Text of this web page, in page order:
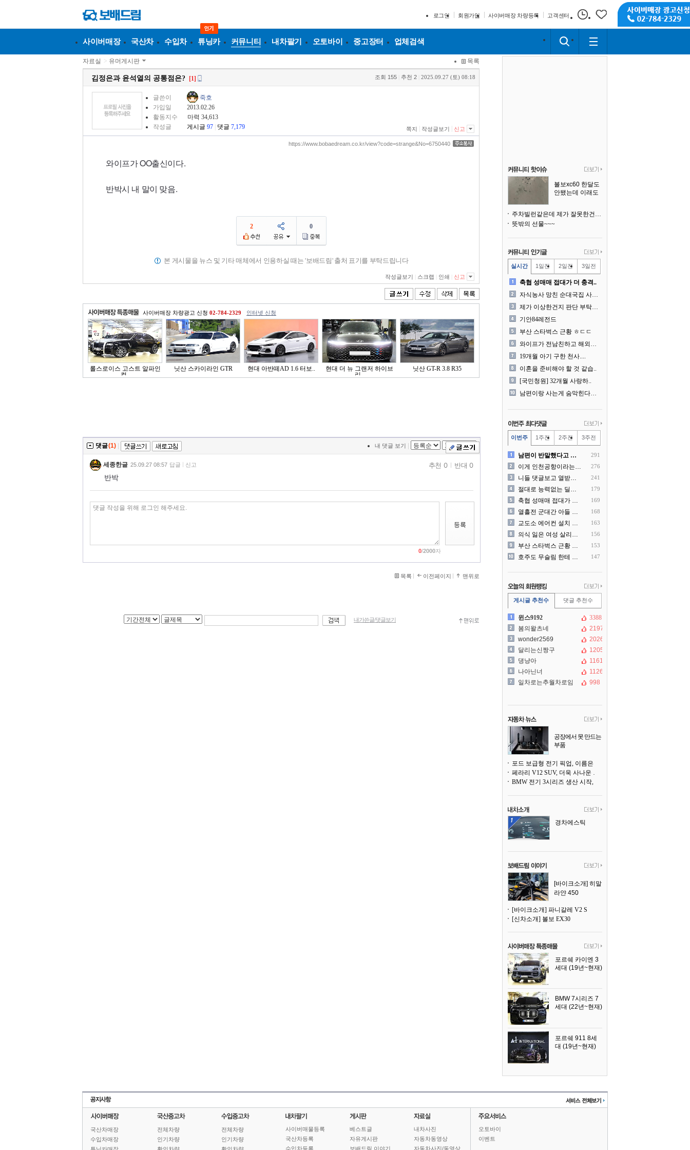
로그인 회원가입 사이버매장 차량등록 고객센터
사이버매장 국산차 수입차 튜닝카 커뮤니티 내차팔기 오토바이 중고장터 업체검색
자료실 > 유머게시판 목록
김정은과 윤석열의 공통점은? [1] 조회 155 추천 2 2025.09.27 (토) 08:18
글쓴이
죽호
가입일
2013.02.26
활동지수
마력 34,613
작성글
게시글 97 댓글 7,179 쪽지 작성글보기 신고
https://www.bobaedream.co.kr/view?code=strange&No=6750440
와이프가 OO출신이다.
반박시 내 말이 맞음.
2 0
본 게시물을 뉴스 및 기타 매체에서 인용하실 때는 '보배드림' 출처 표기를 부탁드립니다
작성글보기 스크랩 인쇄 신고
사이버매장 차량광고 신청 02-784-2329 인터넷 신청
롤스로이스 고스트 알파인
컬..
닛산 스카이라인 GTR 현대 아반떼AD 1.6 터보..
현대 더 뉴 그랜저 하이브
리..
닛산 GT-R 3.8 R35
댓글(1) 내 댓글 보기
세종한글 25.09.27 08:57 답글 신고
반박
추천 0 반대 0
0/2000자
목록 이전페이지 맨위로
내가쓴글/댓글보기
볼보xc60 한달도
안됐는데 이래도
주차빌런같은데 제가 잘못한건가요
뜻밖의 선물~~~
실시간 1일전 2일전 3일전
축협 성매매 접대가 더 충격..
자식농사 망친 순대국집 사장..
제가 이상한건지 판단 부탁드..
기안84레전드
부산 스타벅스 근황 ㅎㄷㄷ
와이프가 전남친하고 해외여행..
19개월 아기 구한 천사....
이혼을 준비해야 할 것 같습..
[국민청원] 32개월 사랑하..
남편이랑 사는게 숨막힌다는 ..
이번주 1주전 2주전 3주전
남편이 반말했다고 똑같이 반.. 291
이게 인천공항이라는게 믿겨지.. 276
니들 댓글보고 열받아서 집구.. 241
절대로 능력없는 딜러를 쓰지.. 179
축협 성매매 접대가 더 충격.. 169
열흘전 군대간 아들 소포(가.. 168
교도소 에어컨 설치 논란.... 163
의식 잃은 여성 살리려다 성.. 156
부산 스타벅스 근황 ㅎㄷㄷ 153
호주도 무슬림 한테 점령 당.. 147
게시글 추천수 댓글 추천수
윈스9192
3388
봄의왈츠네
2197
wonder2569
2026
달리는신짱구
1205
댕냥아
1161
나아닌너
1126
일차로는추월차로임
998
공장에서 못 만드는
부품
어낸다
페라리 V12 SUV, 더욱 사나운 얼굴로 돌아온다
경차에스틱
[바이크소개] 히말
라얀 450
[바이크소개] 파니갈레 V2 S
[신차소개] 볼보 EX30
포르쉐 카이엔 3
세대 (19년~현재)
BMW 7시리즈 7
세대 (22년~현재)
포르쉐 911 8세
대 (19년~현재)
국산차매장
수입차매장
전체차량
인기차량
전체차량
인기차량
사이버매물등록
국산차등록
수입차등록
베스트글
자유게시판
보배드림 이야기
내차사진
자동차동영상
자동차사진/동영상
오토바이
이벤트